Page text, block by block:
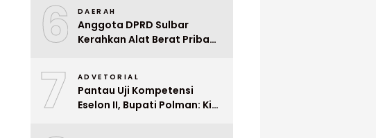
6 DAERAH
Anggota DPRD Sulbar
Kerahkan Alat Berat Pribadi
7 ADVETORIAL
Pantau Uji Kompetensi
Eselon II, Bupati Polman: Kita